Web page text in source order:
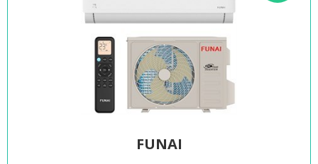
FUNAI